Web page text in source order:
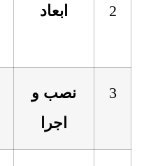
2 ابعاد
3
نصب و
اجرا